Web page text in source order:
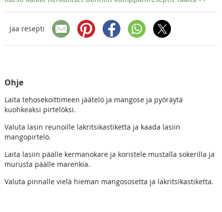
Jaa resepti
Ohje
Laita tehosekoittimeen jäätelö ja mangose ja pyöräytä
kuohkeaksi pirtelöksi.
Valuta lasin reunoille lakritsikastiketta ja kaada lasiin
mangopirtelö.
Laita lasiin päälle kermanokare ja koristele mustalla sokerilla ja
murusta päälle marenkia.
Valuta pinnalle vielä hieman mangososetta ja lakritsikastiketta.